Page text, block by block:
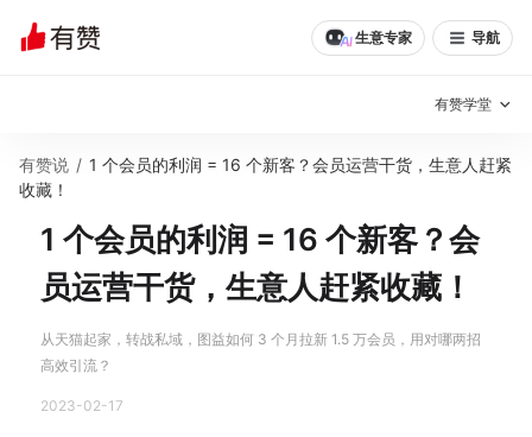
生意专家 导航
有赞学堂
有赞说增长
私域日历 增长方法
有赞说案例拆解 有赞专家说
有赞成功案例 新零售最佳实践
面对面聊增长
有赞说 / 1 个会员的利润 = 16 个新客？会员运营干货，生意人赶紧
收藏！
1 个会员的利润 = 16 个新客？会
员运营干货，生意人赶紧收藏！
从天猫起家，转战私域，图益如何 3 个月拉新 1.5 万会员，用对哪两招
高效引流？
2023-02-17